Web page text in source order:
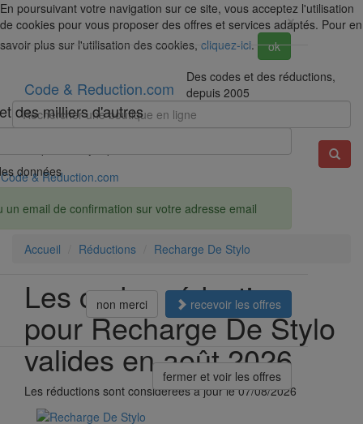
En poursuivant votre navigation sur ce site, vous acceptez l'utilisation
de cookies pour vous proposer des offres et services adaptés. Pour en
savoir plus sur l'utilisation des cookies, cliquez-ici. ok
Code & Reduction.com
Des codes et des réductions,
depuis 2005
Code & Reduction.com
Accueil Réductions Recharge De Stylo
Les codes réduction
pour Recharge De Stylo
valides en août 2026
Les réductions sont considérées à jour le 07/08/2026
×
des milliers d'autres
données
email de confirmation sur votre adresse email
non merci recevoir les offres
fermer et voir les offres